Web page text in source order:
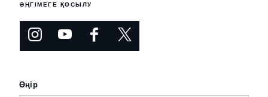
ӘҢГІМЕГЕ ҚОСЫЛУ
Өңір